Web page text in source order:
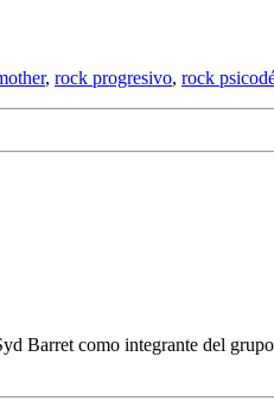
, rock progresivo, rock
como integrante del